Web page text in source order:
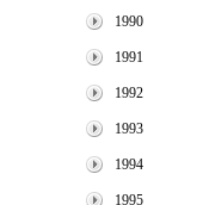
1990
1991
1992
1993
1994
1995